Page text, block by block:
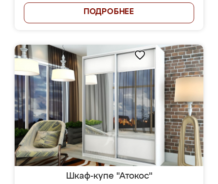
ПОДРОБНЕЕ
Шкаф-купе "Атокос"